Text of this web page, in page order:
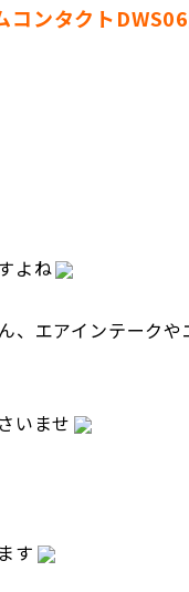
コンタクトDWS06
よね
、エアインテーク
いませ
す